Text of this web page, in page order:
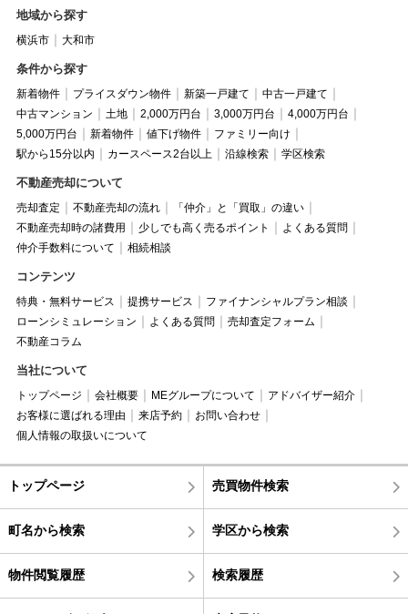
地域から探す
横浜市 大和市
条件から探す
新着物件 プライスダウン物件 新築一戸建て
中古一戸建て
中古マンション
土地 2,000万円台 3,000万円台
4,000万円台
5,000万円台
新着物件 値下げ物件
ファミリー向け
駅から15分以内
カースペース2台以上 沿線検索 学区検索
不動産売却について
売却査定 不動産売却の流れ
「仲介」と「買取」の違い
不動産売却時の諸費用
少しでも高く売るポイント
よくある質問
仲介手数料について
相続相談
コンテンツ
特典・無料サービス 提携サービス
ファイナンシャルプラン相談
ローンシミュレーション
よくある質問
売却査定フォーム
不動産コラム
当社について
トップページ 会社概要 MEグループについて
アドバイザー紹介
お客様に選ばれる理由
来店予約
お問い合わせ
個人情報の取扱いについて
トップページ 売買物件検索
町名から検索 学区から検索
物件閲覧履歴 検索履歴